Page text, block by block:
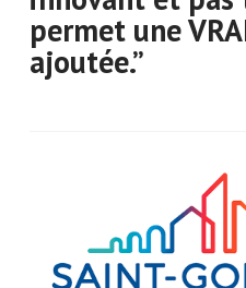
permet une
ajoutée.”